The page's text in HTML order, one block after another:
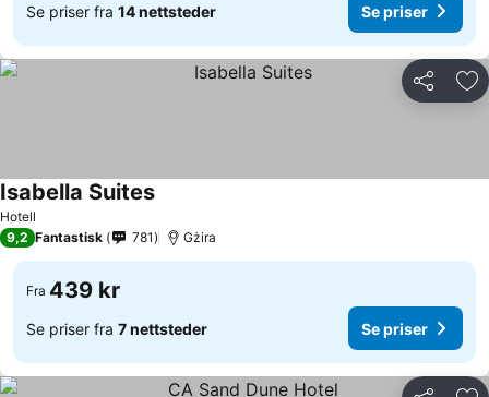
Se priser fra 14 nettsteder Se priser
Del
Hotell
Isabella Suites
9,2 Fantastisk 781 Gżira
Fra 439 kr
Se priser fra 7 nettsteder Se priser